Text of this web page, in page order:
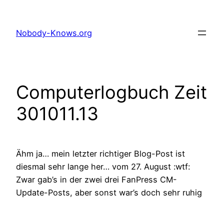
springen
Nobody-Knows.org
Computerlogbuch Zeit
301011.13
Ähm ja… mein letzter richtiger Blog-Post ist
diesmal sehr lange her… vom 27. August :wtf:
Zwar gab’s in der zwei drei FanPress CM-
Update-Posts, aber sonst war’s doch sehr ruhig